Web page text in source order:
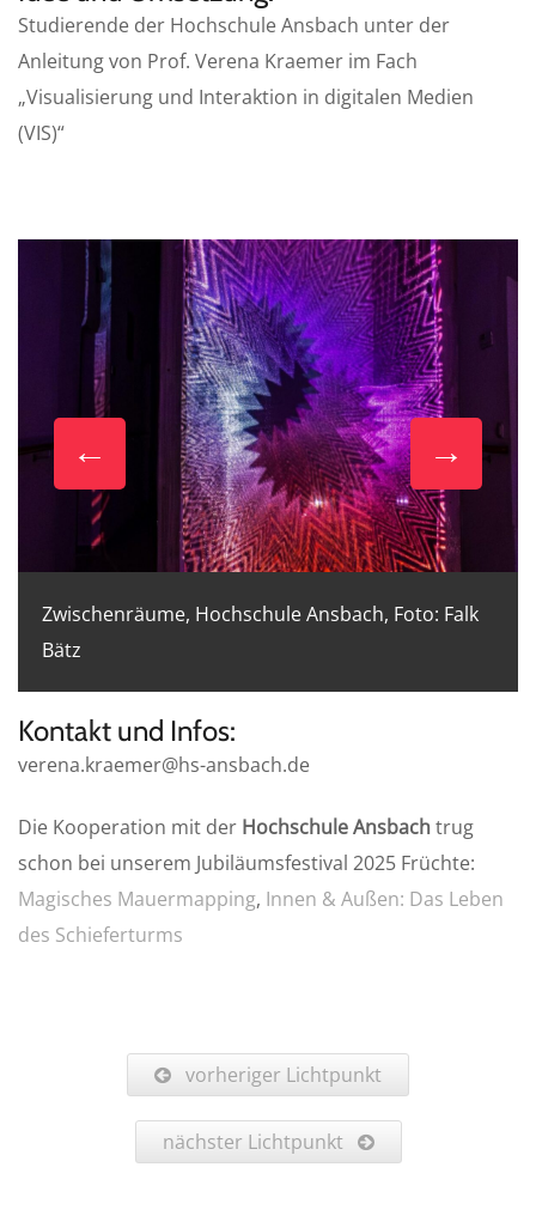
Studierende der Hochschule Ansbach unter der
Anleitung von Prof. Verena Kraemer im Fach
„Visualisierung und Interaktion in digitalen Medien
(VIS)“
Zwischenräume, Hochschule Ansbach, Foto: Falk
Bätz
Kontakt und Infos:
verena.kraemer@hs-ansbach.de
Die Kooperation mit der Hochschule Ansbachtrug
schon bei unserem Jubiläumsfestival 2025 Früchte:
Magisches Mauermapping, Innen & Außen: Das Leben
des Schieferturms
vorheriger Lichtpunkt
nächster Lichtpunkt